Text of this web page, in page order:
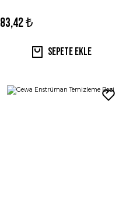
83,42 ₺
Sepete Ekle